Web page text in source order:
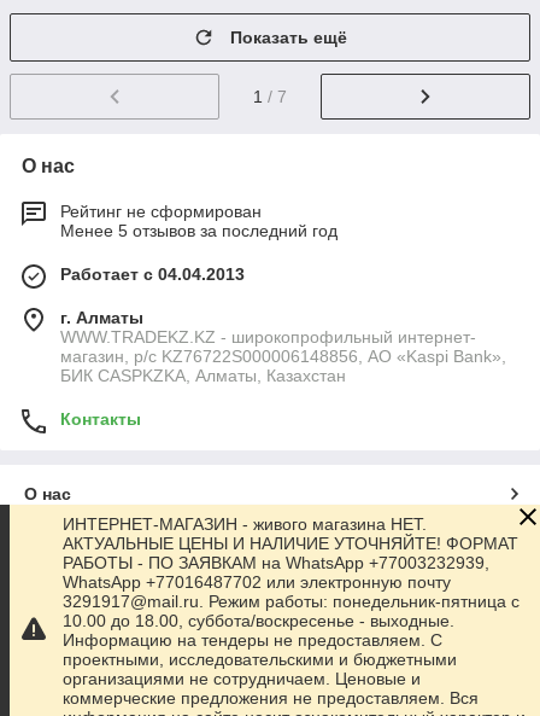
Показать ещё
1 / 7
О нас
Рейтинг не сформирован
Менее 5 отзывов за последний год
Работает с 04.04.2013
г. Алматы
WWW.TRADEKZ.KZ - широкопрофильный интернет-
магазин, р/с KZ76722S000006148856, АО «Kaspi Bank»,
БИК CASPKZKA, Алматы, Казахстан
Контакты
О нас
Контакты
Доставка и оплата
Полная версия сайта
ИНТЕРНЕТ-МАГАЗИН - живого магазина НЕТ.
АКТУАЛЬНЫЕ ЦЕНЫ И НАЛИЧИЕ УТОЧНЯЙТЕ! ФОРМАТ
РАБОТЫ - ПО ЗАЯВКАМ на WhatsApp +77003232939,
WhatsApp +77016487702 или электронную почту
3291917@mail.ru. Режим работы: понедельник-пятница с
10.00 до 18.00, суббота/воскресенье - выходные.
Информацию на тендеры не предоставляем. С
проектными, исследовательскими и бюджетными
организациями не сотрудничаем. Ценовые и
коммерческие предложения не предоставляем. Вся